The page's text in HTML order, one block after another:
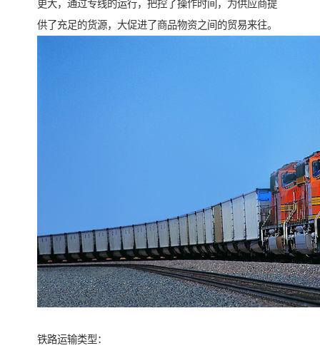
更大，通过专线的运行，把控了操作时间，为供应商提
供了充足的货源，大促进了商品物资之间的贸易来往。
铁路运输类型：